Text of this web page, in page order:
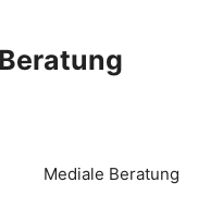
Mediale Beratung